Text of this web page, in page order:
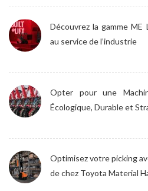
Découvrez la gamme
au service de l’industrie
Opter pour une
Écologique, Durable et
Optimisez votre picking
de chez Toyota Material